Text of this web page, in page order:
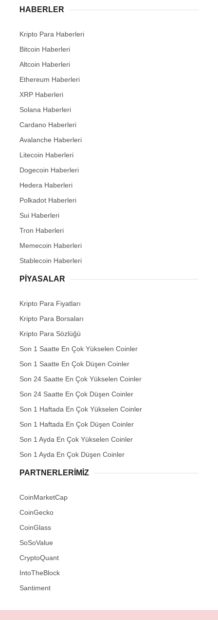
HABERLER
Kripto Para Haberleri
Bitcoin Haberleri
Altcoin Haberleri
Ethereum Haberleri
XRP Haberleri
Solana Haberleri
Cardano Haberleri
Avalanche Haberleri
Litecoin Haberleri
Dogecoin Haberleri
Hedera Haberleri
Polkadot Haberleri
Sui Haberleri
Tron Haberleri
Memecoin Haberleri
Stablecoin Haberleri
PIYASALAR
Kripto Para Fiyatları
Kripto Para Borsaları
Kripto Para Sözlüğü
Son 1 Saatte En Çok Yükselen Coinler
Son 1 Saatte En Çok Düşen Coinler
Son 24 Saatte En Çok Yükselen Coinler
Son 24 Saatte En Çok Düşen Coinler
Son 1 Haftada En Çok Yükselen Coinler
Son 1 Haftada En Çok Düşen Coinler
Son 1 Ayda En Çok Yükselen Coinler
Son 1 Ayda En Çok Düşen Coinler
PARTNERLERIMIZ
CoinMarketCap
CoinGecko
CoinGlass
SoSoValue
CryptoQuant
IntoTheBlock
Santiment